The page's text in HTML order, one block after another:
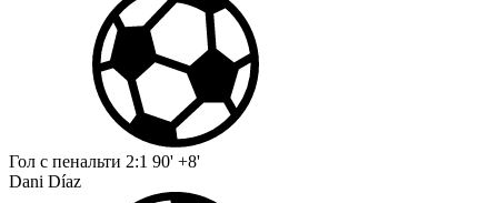
Гол с пенальти 2:1 90' +8'
Dani Díaz